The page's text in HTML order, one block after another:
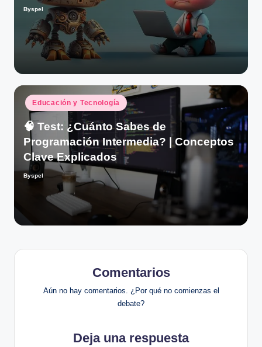
Publicado
Byspel
Publicado
en
Educación y Tecnología
🧠 Test: ¿Cuánto Sabes de
Programación Intermedia? | Conceptos
Clave Explicados
Publicado
Byspel
Comentarios
Aún no hay comentarios. ¿Por qué no comienzas el
debate?
Deja una respuesta